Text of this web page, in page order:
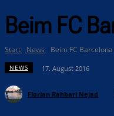
Beim FC
Start News Beim FC
NEWS 17. August 2016
Florian Rahbari Nejad